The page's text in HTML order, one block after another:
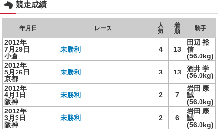
競走成績
年月日 レース
人
気
着
順
騎手
2012年
7月29日
小倉
未勝利 4 13
田辺 裕
信
(56.0kg)
2012年
5月26日
京都
未勝利 3 13
酒井 学
(56.0kg)
2012年
4月1日
阪神
未勝利 2 7
岩田 康
誠
(56.0kg)
2012年
3月3日
阪神
未勝利 2 6
岩田 康
誠
(56.0kg)